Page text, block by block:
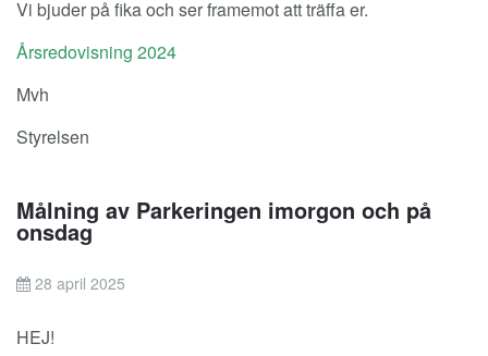
Vi bjuder på fika och ser framemot att träffa er.
Årsredovisning 2024
Mvh
Styrelsen
Målning av Parkeringen imorgon och på
onsdag
28 april 2025
HEJ!